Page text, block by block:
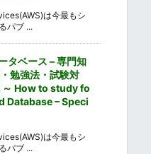
は今最もシ
パブ ...
タベース – 専門知
勉強法・試験対
～ How to study fo
Database – Speci
は今最もシ
パブ ...